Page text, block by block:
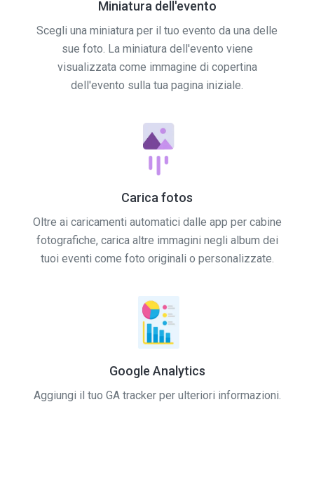
Miniatura dell'evento
Scegli una miniatura per il tuo evento da una delle
sue foto. La miniatura dell'evento viene
visualizzata come immagine di copertina
dell'evento sulla tua pagina iniziale.
Carica fotos
Oltre ai caricamenti automatici dalle app per cabine
fotografiche, carica altre immagini negli album dei
tuoi eventi come foto originali o personalizzate.
Google Analytics
Aggiungi il tuo GA tracker per ulteriori informazioni.